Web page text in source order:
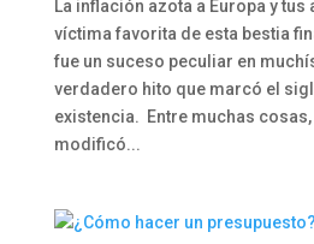
La inflación azota a Europa y
víctima favorita de esta bestia
fue un suceso peculiar en
verdadero hito que marcó el
existencia. Entre muchas
modificó...